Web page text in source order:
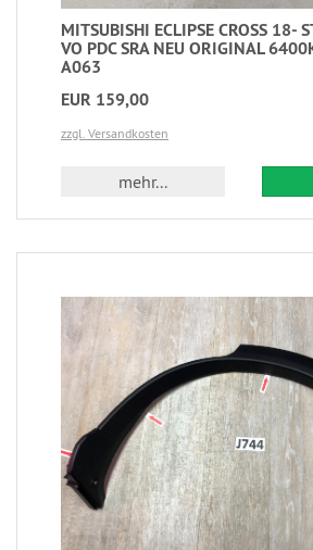
MITSUBISHI ECLIPSE CROSS 18-
VO PDC SRA NEU ORIGINAL
A063
EUR 159,00
zzgl. Versandkosten
mehr...